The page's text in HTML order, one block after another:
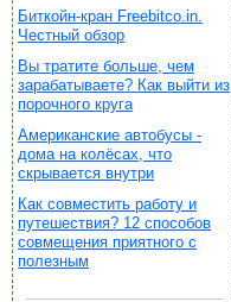
Биткойн-кран Freebitco.in.
Честный обзор
Вы тратите больше, чем
зарабатываете? Как выйти из
порочного круга
Американские автобусы -
дома на колёсах, что
скрывается внутри
Как совместить работу и
путешествия? 12 способов
совмещения приятного с
полезным